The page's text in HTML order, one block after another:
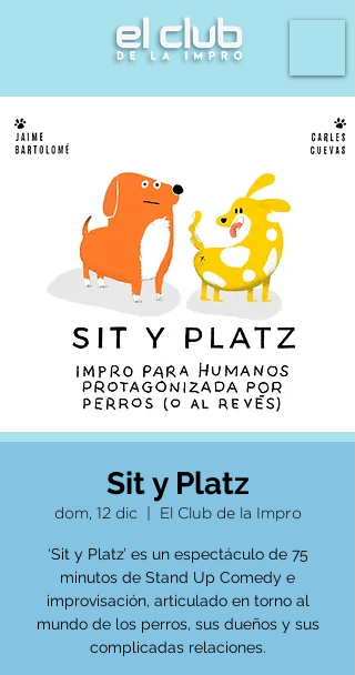
Sit y Platz
dom, 12 dic
  |
El Club de la Impro
‘Sit y Platz’ es un espectáculo de 75
minutos de Stand Up Comedy e
improvisación, articulado en torno al
mundo de los perros, sus dueños y sus
complicadas relaciones.